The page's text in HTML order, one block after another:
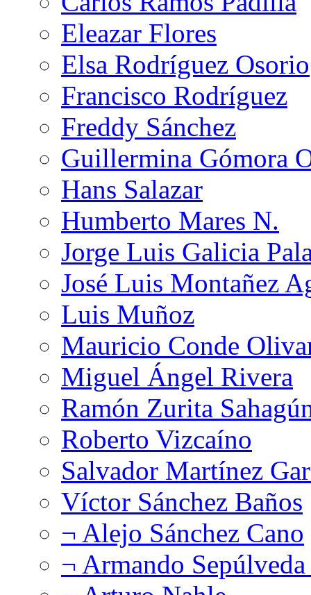
Eleazar Flores
Elsa Rodríguez Osorio
Francisco Rodríguez
Freddy Sánchez
Guillermina Gómora
Hans Salazar
Humberto Mares N.
Jorge Luis Galicia
José Luis Montañez
Luis Muñoz
Mauricio Conde
Miguel Ángel Rivera
Ramón Zurita
Roberto Vizcaíno
Salvador Martínez
Víctor Sánchez Baños
¬ Alejo Sánchez Cano
¬ Armando